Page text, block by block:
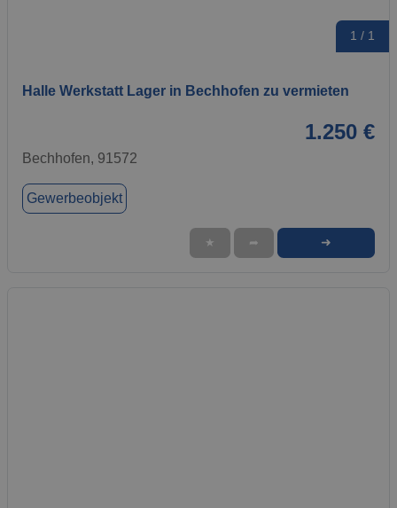
1 / 1
Halle Werkstatt Lager in Bechhofen zu vermieten
1.250 €
Bechhofen, 91572
Gewerbeobjekt
★ ➦ ➜